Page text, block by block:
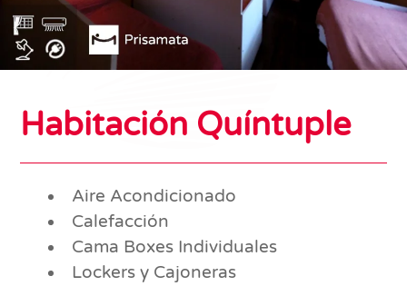
Habitación Quíntuple
Aire Acondicionado
Calefacción
Cama Boxes Individuales
Lockers y Cajoneras